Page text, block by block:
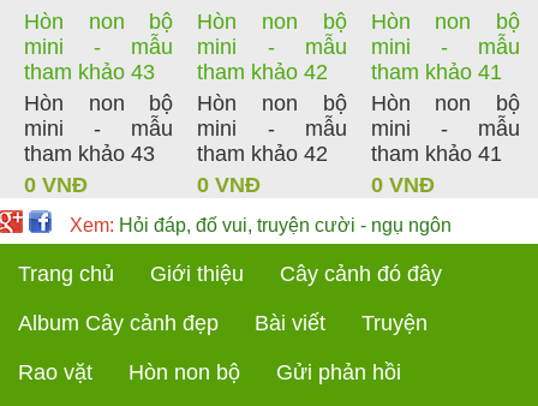
Hòn non bộ
mini - mẫu
tham khảo 43
Hòn non bộ
mini - mẫu
tham khảo 43
0 VNĐ
Hòn non bộ
mini - mẫu
tham khảo 42
Hòn non bộ
mini - mẫu
tham khảo 42
0 VNĐ
Hòn non bộ
mini - mẫu
tham khảo 41
Hòn non bộ
mini - mẫu
tham khảo 41
0 VNĐ
Xem: Hỏi đáp, đố vui, truyện cười - ngụ ngôn
Trang chủ Giới thiệu Cây cảnh đó đây
Album Cây cảnh đẹp Bài viết Truyện
Rao vặt Hòn non bộ Gửi phản hồi